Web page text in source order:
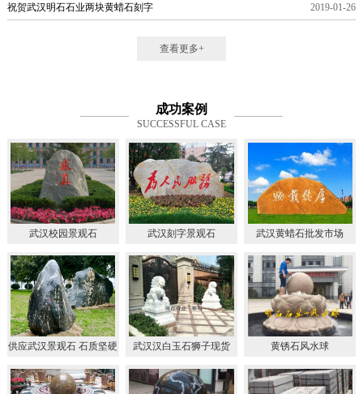
祝贺武汉明石石业两块黄蜡石刻字 2019-01-26
查看更多+
成功案例
SUCCESSFUL CASE
武汉校园景观石 武汉刻字景观石 武汉黄蜡石批发市场
供应武汉景观石 石质坚硬 武汉汉白玉石狮子现货 黄锈石风水球